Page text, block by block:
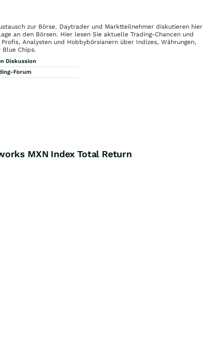
zur Börse. Daytrader und Marktteilnehmer diskutieren hier
an den Börsen. Hier lesen Sie aktuelle Trading-Chancen und
Profis, Analysten und Hobbybörsianern über Indizes, Währungen,
Blue Chips.
Diskussion
Forum
MXN Index Total Return